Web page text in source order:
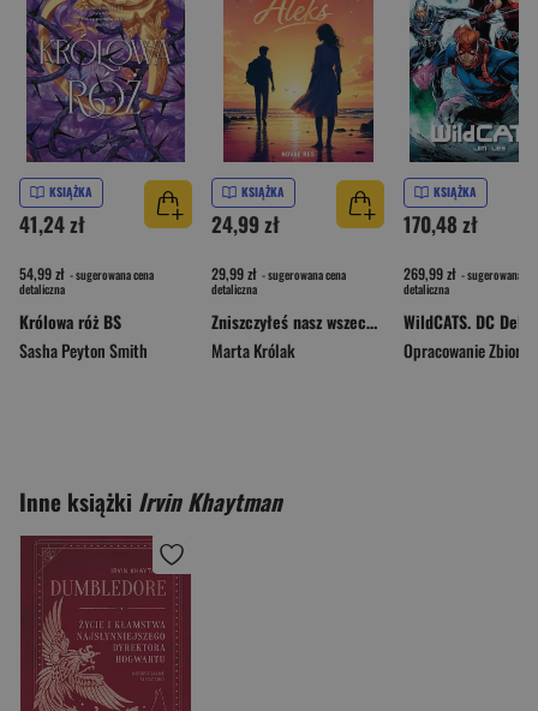
KSIĄŻKA
41,24 zł
54,99 zł - sugerowana cena
detaliczna
Królowa róż BS
Sasha Peyton Smith
KSIĄŻKA
24,99 zł
29,99 zł - sugerowana cena
detaliczna
Zniszczyłeś nasz wszechświat, Aleks
Marta Królak
KSIĄŻKA
170,48 zł
269,99 zł - sugerowana
detaliczna
WildCATS. DC
Opracowanie
Inne książki Irvin Khaytman